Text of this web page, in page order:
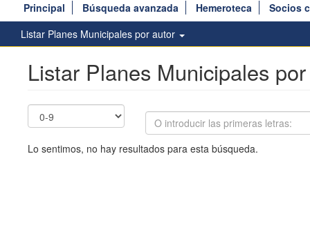
Principal Búsqueda avanzada Hemeroteca
Socios
Listar Planes Municipales por autor
Listar Planes Municipales
Lo sentimos, no hay resultados para esta búsqueda.